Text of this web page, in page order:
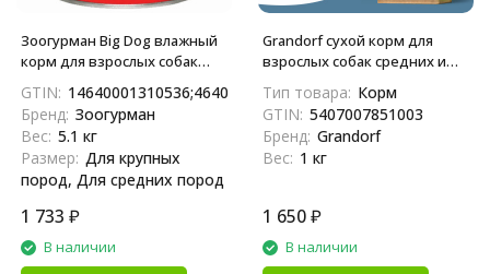
Зоогурман Big Dog влажный
корм для взрослых собак
говядиной и рубцом - 850 г x
6 шт
GTIN: 14640001310536;4640001310539
Бренд: Зоогурман
Вес: 5.1 кг
Размер: Для крупных
пород, Для средних пород
1 733 ₽
В наличии
Grandorf сухой корм для
взрослых собак средних и
рыбой - 1 кг
Тип товара: Корм
GTIN: 5407007851003
Бренд: Grandorf
Вес: 1 кг
1 650₽
В наличии